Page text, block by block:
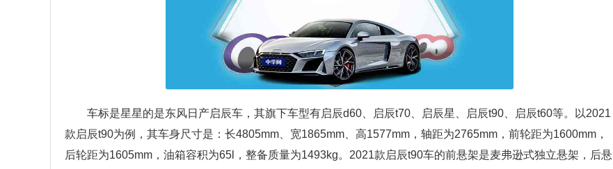
车标是星星的是东风日产启辰车，其旗下车型有启辰d60、启辰t70、启辰星、启辰t90、启辰t60等。以2021
款启辰t90为例，其车身尺寸是：长4805mm、宽1865mm、高1577mm，轴距为2765mm，前轮距为1600mm，
后轮距为1605mm，油箱容积为65l，整备质量为1493kg。2021款启辰t90车的前悬架是麦弗逊式独立悬架，后悬